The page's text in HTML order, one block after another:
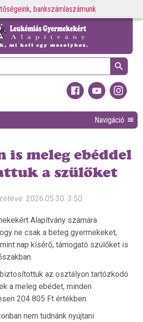
bankszámlaszámunk
Search Button
Navigáció
is meleg ebéddel
a szülőket
2026.05.30. 3:50
Alapítvány számára
ne csak a beteg gyermekeket,
nap kísérő, támogató szülőket is
az osztályon tartózkodó
a meleg ebédet, minden
204 805 Ft értékben.
nem tudnánk nyújtani